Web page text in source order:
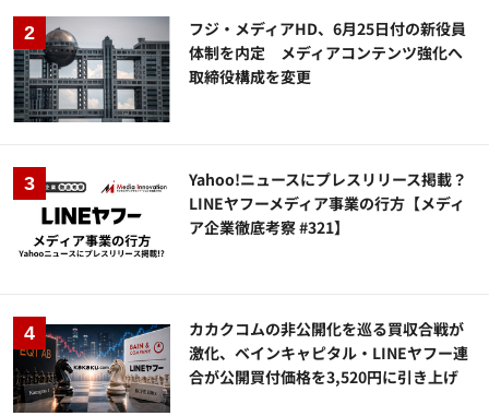
フジ・メディアHD、6月25日付の新役員
体制を内定 メディアコンテンツ強化へ
取締役構成を変更
Yahoo!ニュースにプレスリリース掲載？
LINEヤフーメディア事業の行方【メディ
ア企業徹底考察 #321】
カカクコムの非公開化を巡る買収合戦が
激化、ベインキャピタル・LINEヤフー連
合が公開買付価格を3,520円に引き上げ